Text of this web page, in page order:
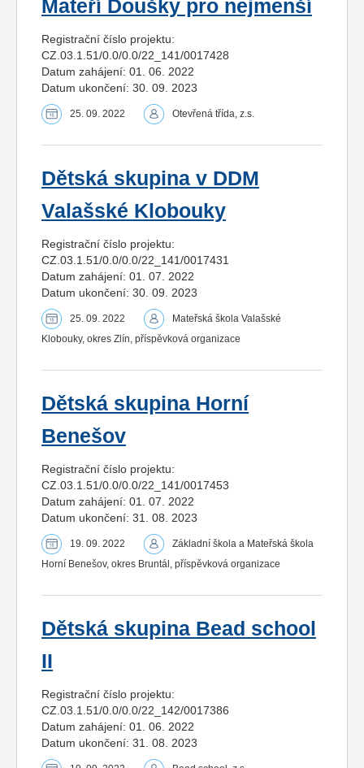
Mateří Doušky pro nejmenší
Registrační číslo projektu:
CZ.03.1.51/0.0/0.0/22_141/0017428
Datum zahájení: 01. 06. 2022
Datum ukončení: 30. 09. 2023
25. 09. 2022 Otevřená třída, z.s.
Dětská skupina v DDM
Valašské Klobouky
Registrační číslo projektu:
CZ.03.1.51/0.0/0.0/22_141/0017431
Datum zahájení: 01. 07. 2022
Datum ukončení: 30. 09. 2023
25. 09. 2022
Mateřská škola Valašské
Klobouky, okres Zlín, příspěvková organizace
Dětská skupina Horní
Benešov
Registrační číslo projektu:
CZ.03.1.51/0.0/0.0/22_141/0017453
Datum zahájení: 01. 07. 2022
Datum ukončení: 31. 08. 2023
19. 09. 2022
Základní škola a Mateřská škola
Horní Benešov, okres Bruntál, příspěvková organizace
Dětská skupina Bead school
II
Registrační číslo projektu:
CZ.03.1.51/0.0/0.0/22_142/0017386
Datum zahájení: 01. 06. 2022
Datum ukončení: 31. 08. 2023